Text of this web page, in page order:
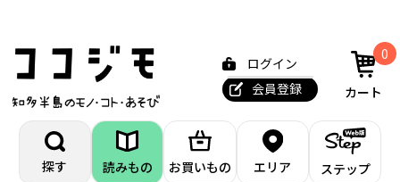
ログイン
会員登録
0
カート
探す 読みもの お買いもの エリア ステップ